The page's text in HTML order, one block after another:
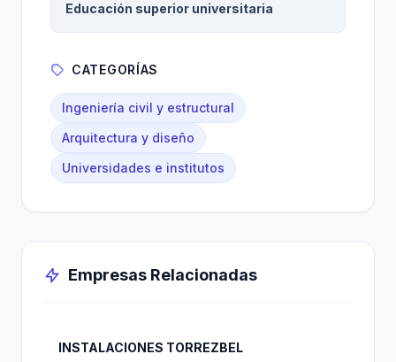
Educación superior universitaria
CATEGORÍAS
Ingeniería civil y estructural
Arquitectura y diseño
Universidades e institutos
Empresas Relacionadas
INSTALACIONES TORREZBEL